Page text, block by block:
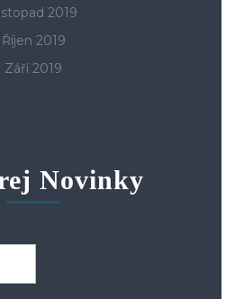
2019
Říjen 2019
Září 2019
Novinky